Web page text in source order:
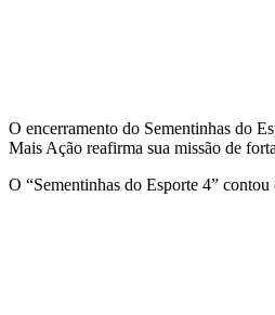
O encerramento do Sementinhas do
Mais Ação reafirma sua missão de
O “Sementinhas do Esporte 4”